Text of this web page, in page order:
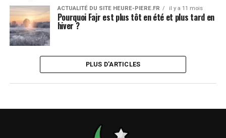
ACTUALITÉ DU SITE HEURE-PIERE.FR il y a 11 mois
Pourquoi Fajr est plus tôt en été et plus tard en
hiver ?
PLUS D'ARTICLES